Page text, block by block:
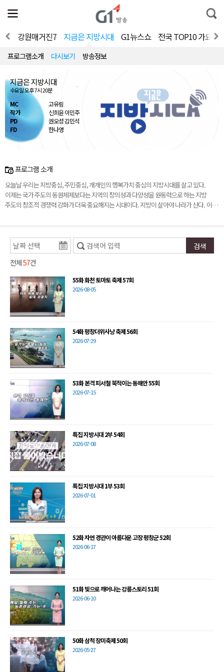
전
체
뉴
열
통
합
색
홈 강원매거진7 지금은 지방시대 G1뉴스쇼 전국 TOP10 가요쇼
프로그램소개 다시보기 방송정보
지금은 지방시대
수요일 오후 7시 20분
MC
고유림
작가
신희윤 이민주
PD
권오성 김민석
FD
한나영
프로그램 소개
오늘날 우리는 지방중심, 주민중심, 개개인의 행복가치 중심의 지방시대를 살고 있다.
이제는 국가 주도의 동원체제보다는 지역의 창의성과 다양성을 원동력으로 하는 지방
주도의 창조적 경쟁력 강화가 더욱 중요해지는 시대이다. 지방이 살아야 나라가 산다. 이
전체57건
55화 화천 토마토 축제 57회
2026-08-05
54화 평창더위사냥 축제 56회
2026-07-29
53화 본격 피서철 북적이는 동해안 55회
2026-07-15
특집 지방시대 2부 54회
2026-07-08
특집 지방시대 1부 53회
2026-07-01
52화 자연 경관이 아름다운 고장 평창군 52회
2026-06-17
51화 빛으로 깨어나는 강릉스토리 51회
2026-06-10
50화 삼척 장미축제 50회
2026-05-27